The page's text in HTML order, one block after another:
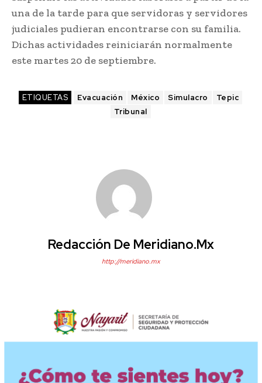
una de la tarde para que servidoras y servidores
judiciales pudieran encontrarse con su familia.
Dichas actividades reiniciarán normalmente
este martes 20 de septiembre.
ETIQUETAS Evacuación México Simulacro
Tepic
Tribunal
Redacción De Meridiano.mx
http://meridiano.mx